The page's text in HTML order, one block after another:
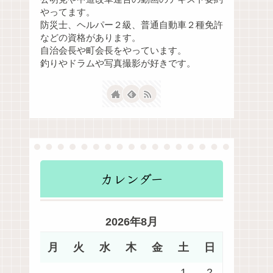
やってます。
防災士、ヘルパー２級、普通自動車２種免許
などの資格があります。
自治会長や町会長をやっています。
釣りやドラムや写真撮影が好きです。
カレンダー
2026年8月
月 火 水 木 金 土 日